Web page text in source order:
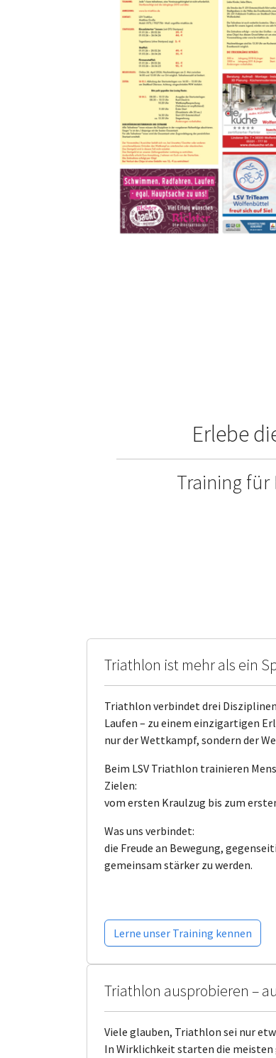
Erlebe
Training für
Triathlon ist mehr als ein
Triathlon verbindet drei
Laufen – zu einem einzigartigen
nur der Wettkampf, sondern der
Beim LSV Triathlon trainieren
Zielen:
vom ersten Kraulzug bis zum
Was uns verbindet:
die Freude an Bewegung,
gemeinsam stärker zu werden.
Lerne unser Training kennen
Triathlon ausprobieren –
Viele glauben, Triathlon sei nur
In Wirklichkeit starten die meisten